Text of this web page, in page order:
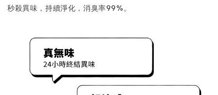
秒殺異味，持續淨化，消臭率99%。